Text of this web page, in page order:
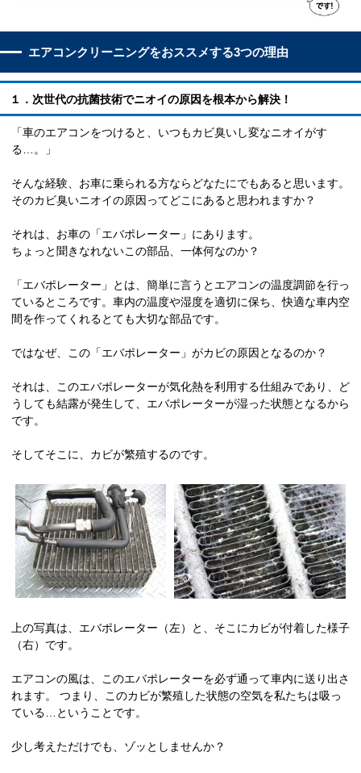
エアコンクリーニングをおススメする3つの理由
１．次世代の抗菌技術でニオイの原因を根本から解決！
「車のエアコンをつけると、いつもカビ臭いし変なニオイがす
る…。」
そんな経験、お車に乗られる方ならどなたにでもあると思います。
そのカビ臭いニオイの原因ってどこにあると思われますか？
それは、お車の「エバポレーター」にあります。
ちょっと聞きなれないこの部品、一体何なのか？
「エバポレーター」とは、簡単に言うとエアコンの温度調節を行っ
ているところです。車内の温度や湿度を適切に保ち、快適な車内空
間を作ってくれるとても大切な部品です。
ではなぜ、この「エバポレーター」がカビの原因となるのか？
それは、このエバポレーターが気化熱を利用する仕組みであり、ど
うしても結露が発生して、エバポレーターが湿った状態となるから
です。
そしてそこに、カビが繁殖するのです。
上の写真は、エバポレーター（左）と、そこにカビが付着した様子
（右）です。
エアコンの風は、このエバポレーターを必ず通って車内に送り出さ
れます。 つまり、このカビが繁殖した状態の空気を私たちは吸っ
ている…ということです。
少し考えただけでも、ゾッとしませんか？